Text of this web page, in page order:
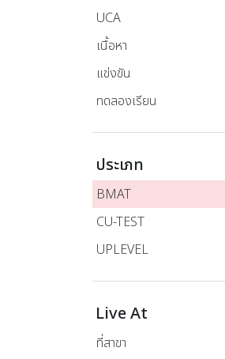
UCA
เนื้อหา
แข่งขัน
ทดลองเรียน
ประเภท
BMAT
CU-TEST
UPLEVEL
Live At
ที่สาขา